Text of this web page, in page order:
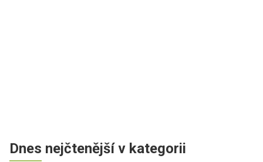
Dnes nejčtenější v kategorii